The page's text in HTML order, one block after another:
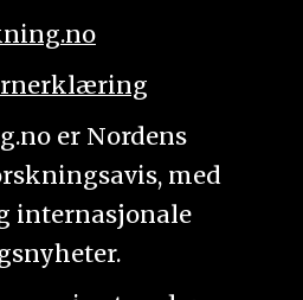
er Nordens
med
internasjonale